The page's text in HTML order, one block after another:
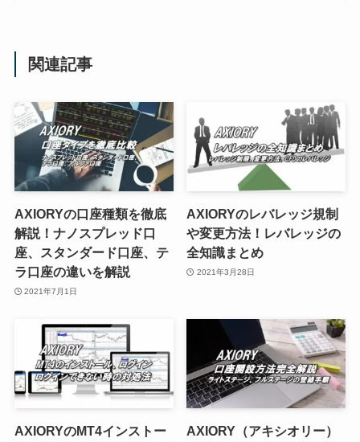
関連記事
AXIORYの口座種類を徹底
解説！ナノスプレッド口
座、スタンダード口座、テ
ラ口座の違いを解説
2021年7月1日
AXIORYのレバレッジ規制
や変更方法！レバレッジの
全知識まとめ
2021年3月28日
AXIORYのMT4インストー
AXIORY（アキシオリー）